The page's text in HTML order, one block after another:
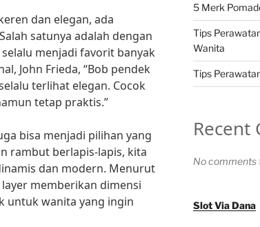
dan elegan, ada
satunya adalah dengan
menjadi favorit banyak
John Frieda, “Bob pendek
terlihat elegan. Cocok
tetap praktis.”
bisa menjadi pilihan yang
rambut berlapis-lapis, kita
dan modern. Menurut
memberikan dimensi
untuk wanita yang ingin
5 Merk
Tips
Wanita
Tips
Recent
No comments
Slot Via Dana